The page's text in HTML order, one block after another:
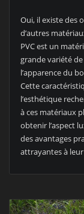
Oui, il existe des
d’autres
PVC est un
grande variété
l’apparence du
Cette
l’esthétique
à ces matériaux
obtenir l’aspect
des avantages
attrayantes à